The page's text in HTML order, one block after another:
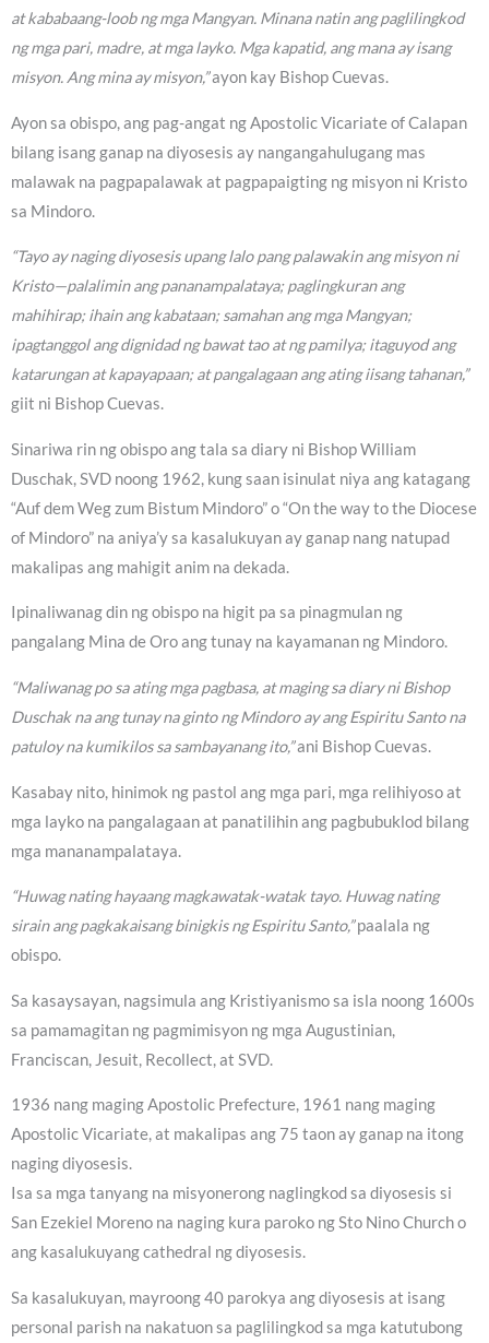
at kababaang-loob ng mga Mangyan. Minana natin ang paglilingkod
ng mga pari, madre, at mga layko. Mga kapatid, ang mana ay isang
misyon. Ang mina ay misyon,”ayon kay Bishop Cuevas.
Ayon sa obispo, ang pag-angat ng Apostolic Vicariate of Calapan
bilang isang ganap na diyosesis ay nangangahulugang mas
malawak na pagpapalawak at pagpapaigting ng misyon ni Kristo
sa Mindoro.
“Tayo ay naging diyosesis upang lalo pang palawakin ang misyon ni
Kristo—palalimin ang pananampalataya; paglingkuran ang
mahihirap; ihain ang kabataan; samahan ang mga Mangyan;
ipagtanggol ang dignidad ng bawat tao at ng pamilya; itaguyod ang
katarungan at kapayapaan; at pangalagaan ang ating iisang tahanan,”
giit ni Bishop Cuevas.
Sinariwa rin ng obispo ang tala sa diary ni Bishop William
Duschak, SVD noong 1962, kung saan isinulat niya ang katagang
“Auf dem Weg zum Bistum Mindoro” o “On the way to the Diocese
of Mindoro” na aniya’y sa kasalukuyan ay ganap nang natupad
makalipas ang mahigit anim na dekada.
Ipinaliwanag din ng obispo na higit pa sa pinagmulan ng
pangalang Mina de Oro ang tunay na kayamanan ng Mindoro.
“Maliwanag po sa ating mga pagbasa, at maging sa diary ni Bishop
Duschak na ang tunay na ginto ng Mindoro ay ang Espiritu Santo na
patuloy na kumikilos sa sambayanang ito,”ani Bishop Cuevas.
Kasabay nito, hinimok ng pastol ang mga pari, mga relihiyoso at
mga layko na pangalagaan at panatilihin ang pagbubuklod bilang
mga mananampalataya.
“Huwag nating hayaang magkawatak-watak tayo. Huwag nating
sirain ang pagkakaisang binigkis ng Espiritu Santo,”paalala ng
obispo.
Sa kasaysayan, nagsimula ang Kristiyanismo sa isla noong 1600s
sa pamamagitan ng pagmimisyon ng mga Augustinian,
Franciscan, Jesuit, Recollect, at SVD.
1936 nang maging Apostolic Prefecture, 1961 nang maging
Apostolic Vicariate, at makalipas ang 75 taon ay ganap na itong
naging diyosesis.
Isa sa mga tanyang na misyonerong naglingkod sa diyosesis si
San Ezekiel Moreno na naging kura paroko ng Sto Nino Church o
ang kasalukuyang cathedral ng diyosesis.
Sa kasalukuyan, mayroong 40 parokya ang diyosesis at isang
personal parish na nakatuon sa paglilingkod sa mga katutubong